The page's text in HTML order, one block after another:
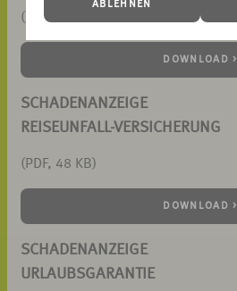
ABLEHNEN
(PDF, 73 KB)
DOWNLOAD >
SCHADENANZEIGE
REISEUNFALL-VERSICHERUNG
(PDF, 48 KB)
DOWNLOAD >
SCHADENANZEIGE
URLAUBSGARANTIE